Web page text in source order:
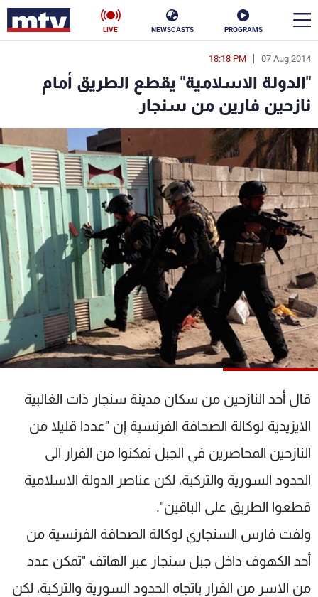
PROGRAMS
NEWSCASTS
LIVE
07 Aug 2014
18:18 PM
"الدولة الاسلامية" يقطع الطريق أمام
نازحين فارين من سنجار
قال أحد النازحين من سكان مدينة سنجار ذات الغالبية
الايزيدية لوكالة الصحافة الفرنسية إن "عددا قليلا من
النازحين المحاصرين في الجبل تمكنوا من الفرار الى
الحدود السورية والتركية، لكن عناصر الدولة الاسلامية
قطعوا الطريق على الباقين".
ولفت فارس السنجاري لوكالة الصحافة الفرنسية من
أحد الكهوف داخل جبل سنجار عبر الهاتف "تمكن عدد
من الاسر من الفرار باتجاه الحدود السورية والتركية، لكن
en
الأخبار
سياسة ناس
إقتصاد فن
منوعات رياضة
كأس العالم
البرامج
جدول البرامج
شاهد البرامج
الترددات
عن MTV
لاعلاناتكم
وظائف
شروط الإسـتخدام